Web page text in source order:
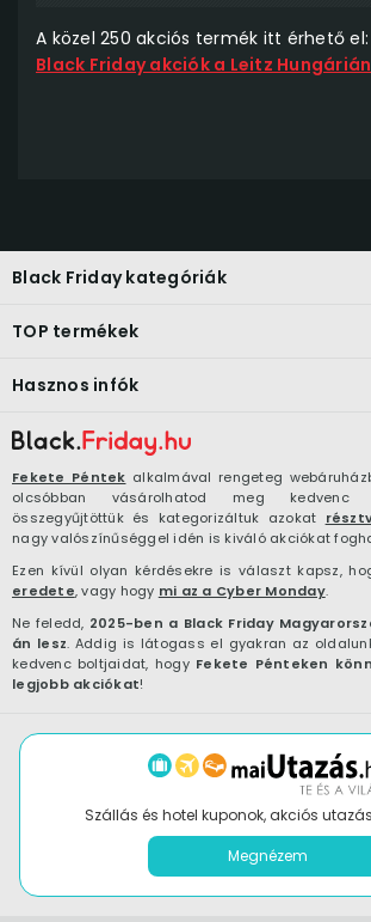
A közel 250 akciós termék itt érhető el:
Black Friday akciók a Leitz
Fekete Péntek alkalmával rengeteg
olcsóbban vásárolhatod meg kedvenc
összegyűjtöttük és kategorizáltuk azokat
nagy valószínűséggel idén is kiváló akciókat
Ezen kívül olyan kérdésekre is választ kapsz,
eredete, vagy hogy mi az a Cyber Monday.
Ne feledd, 2025-ben a Black Friday
án lesz. Addig is látogass el gyakran az
kedvenc boltjaidat, hogy Fekete Pénteken
legjobb akciókat!
Black Friday kategóriák
TOP termékek
Hasznos infók
Szállás és hotel kuponok, akciós
Megnézem